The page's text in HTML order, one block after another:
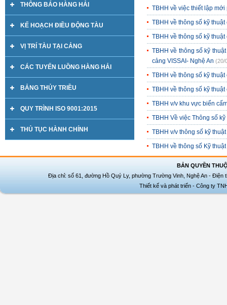
THÔNG BÁO HÀNG HẢI
KẾ HOẠCH ĐIỀU ĐỘNG TÀU
VỊ TRÍ TÀU TẠI CẢNG
CÁC TUYẾN LUỒNG HÀNG HẢI
BẢNG THỦY TRIỀU
QUY TRÌNH ISO 9001:2015
THỦ TỤC HÀNH CHÍNH
TBHH về việc thiết lập
TBHH về thông số kỹ
TBHH về thông số kỹ
TBHH về thông số kỹ
cảng VISSAI- Nghệ An (20/
TBHH về thông số kỹ
TBHH về thông số kỹ
TBHH v/v khu vực biển
TBHH Về việc Thông số
TBHH v/v thông số kỹ
TBHH về thông số Kỹ
BẢN QUYỀN
Địa chỉ: số 61, đường Hồ Quý Ly, phường Trường Vinh, Nghệ An - Điện
Thiết kế và phát triển - Công ty